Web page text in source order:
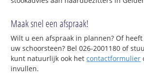
Maak snel een afspraak!
Wilt u een afspraak in plannen? Of
uw schoorsteen? Bel 026-2001180 of
kunt natuurlijk ook hetcontactformulier
invullen.